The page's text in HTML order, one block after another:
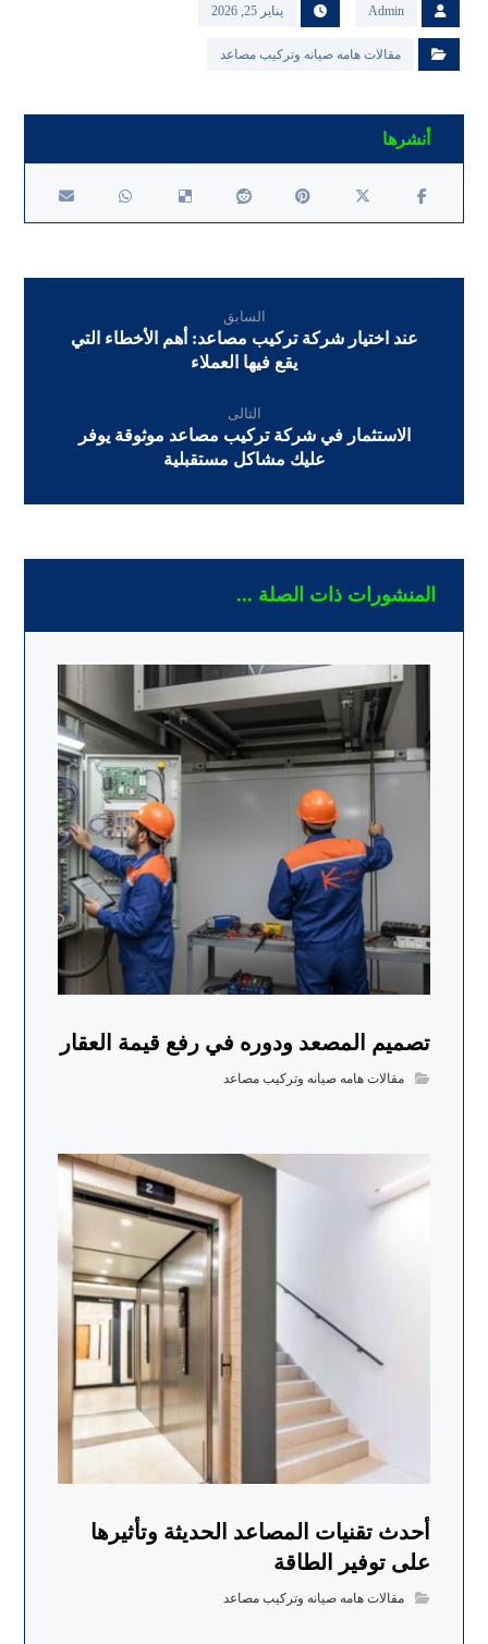
Admin يناير 25, 2026
مقالات هامه صيانه وتركيب مصاعد
السابق
عند اختيار شركة تركيب مصاعد: أهم الأخطاء التي
يقع فيها العملاء
التالى
الاستثمار في شركة تركيب مصاعد موثوقة يوفر
عليك مشاكل مستقبلية
المنشورات ذات الصلة ...
تصميم المصعد ودوره في رفع قيمة العقار
مقالات هامه صيانه وتركيب مصاعد
أحدث تقنيات المصاعد الحديثة وتأثيرها
على توفير الطاقة
مقالات هامه صيانه وتركيب مصاعد